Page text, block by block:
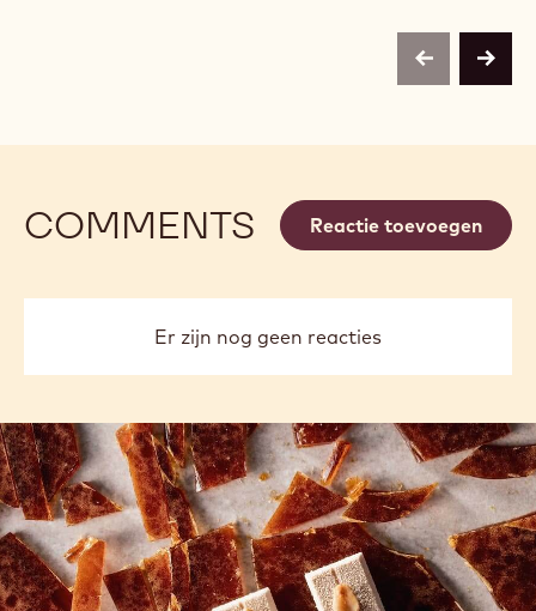
previousnext
COMMENTS Reactie toevoegen
Er zijn nog geen reacties